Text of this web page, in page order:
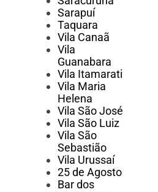
Sarapuí
Taquara
Vila Canaã
Vila
Guanabara
Vila Itamarati
Vila Maria
Helena
Vila São José
Vila São Luiz
Vila São
Sebastião
Vila Urussaí
25 de Agosto
Bar dos